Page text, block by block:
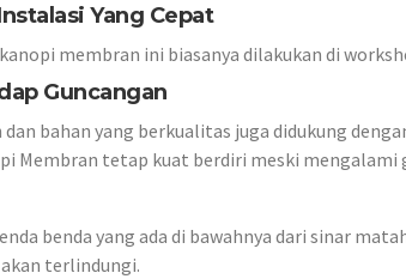
Yang Cepat
membran ini biasanya dilakukan di
Guncangan
bahan yang berkualitas juga didukung
Membran tetap kuat berdiri meski mengalami
benda yang ada di bawahnya dari sinar
terlindungi.